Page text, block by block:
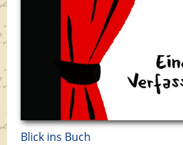
Blick ins Buch